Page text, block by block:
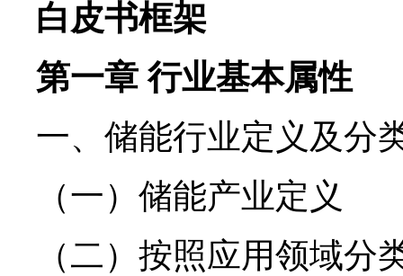
白皮书框架
第一章 行业基本属性
一、储能行业定义及分
（一）储能产业定义
（二）按照应用领域分